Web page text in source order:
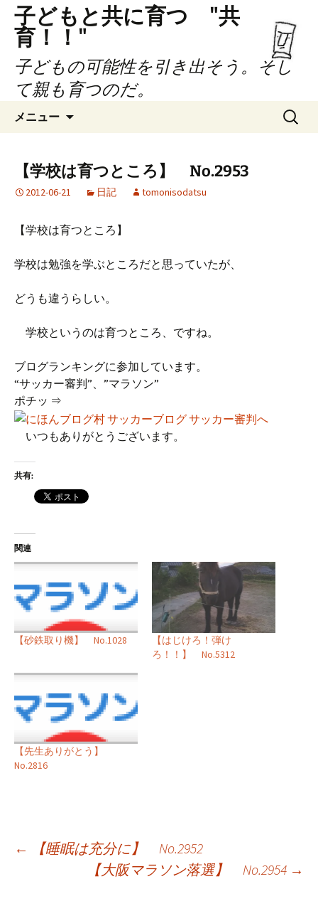
子どもと共に育つ "共
育！！"
子どもの可能性を引き出そう。そし
て親も育つのだ。
メニュー
ン
ツ
キ
プ
検
索:
【学校は育つところ】 No.2953
2012-06-21 日記 tomonisodatsu
【学校は育つところ】
学校は勉強を学ぶところだと思っていたが、
どうも違うらしい。
学校というのは育つところ、ですね。
ブログランキングに参加しています。
“サッカー審判”、”マラソン”
ポチッ ⇒
いつもありがとうございます。
共有:
関連
【砂鉄取り機】 No.1028
【はじけろ！弾け
ろ！！】 No.5312
【先生ありがとう】
No.2816
投←
【睡眠は充分に】 No.2952
【大阪マラソン落選】 No.2954 →